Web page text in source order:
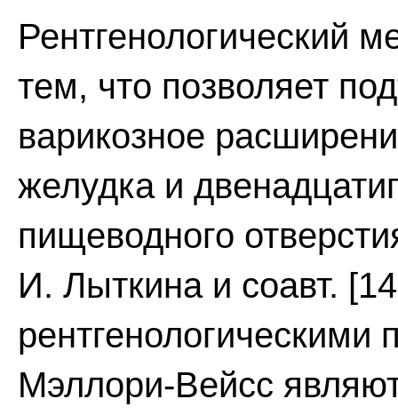
Рентгенологический
тем, что позволяет
варикозное
желудка и
пищеводного
И. Лыткина и соавт.
Мэллори-Вейсс